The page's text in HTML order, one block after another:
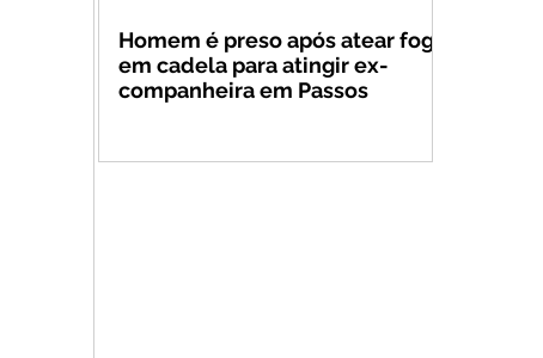
Homem é preso após atear fogo
em cadela para atingir ex-
companheira em Passos